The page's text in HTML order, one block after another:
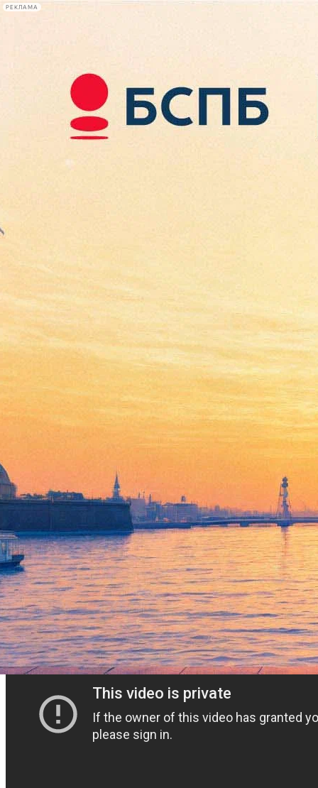
РЕКЛАМА
Сегодня:
2026.08.09
14:29
Афиша Plus
Новогодний "Шерлок"
пройдет в кинотеатрах и
будет "викторианским"
Версия для печати
Рождественский спецвыпуск популярного сериала "Шерлок"
можно будет увидеть в российских кинотеатрах 4 и 5 января,
об этом сообщает прокатчик эпизода, арт-объединениеCool
connections. Новая серия будет называться "Безобразная
невеста", ее действие будет происходить в викторианскую
эпоху.